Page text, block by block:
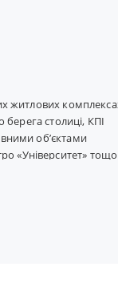
житлових
столиці, КПІ
об’єктами
«Університет»